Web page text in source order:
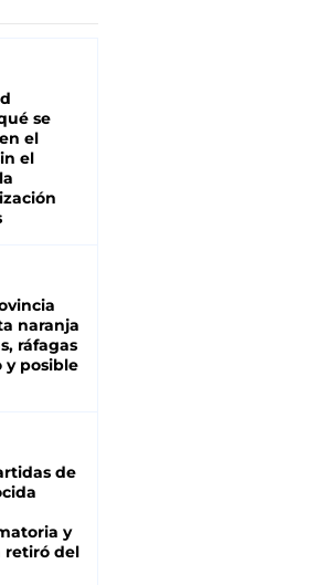
se
el
el
naranja
ráfagas
y posible
de
y
retiró del